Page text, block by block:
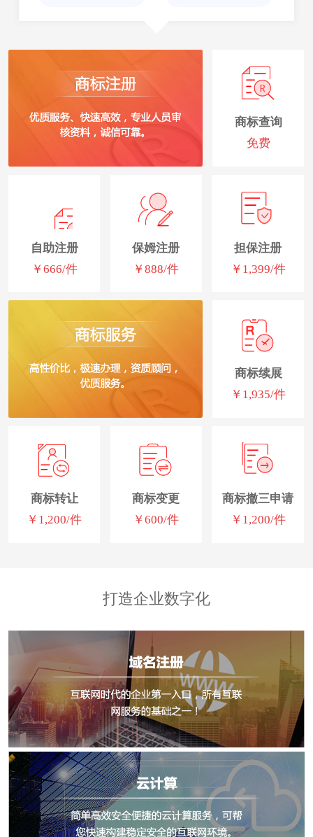
商标查询
免费
自助注册
￥666/件
保姆注册
￥888/件
担保注册
￥1,399/件
商标续展
￥1,935/件
商标转让
￥1,200/件
商标变更
￥600/件
商标撤三申请
￥1,200/件
打造企业数字化